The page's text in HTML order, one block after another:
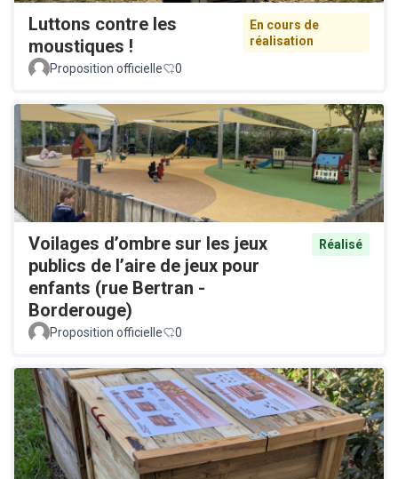
Luttons contre les
moustiques !
En cours de
réalisation
Proposition officielle
0
Voilages d’ombre sur les jeux
publics de l’aire de jeux pour
enfants (rue Bertran -
Borderouge)
Réalisé
Proposition officielle 0